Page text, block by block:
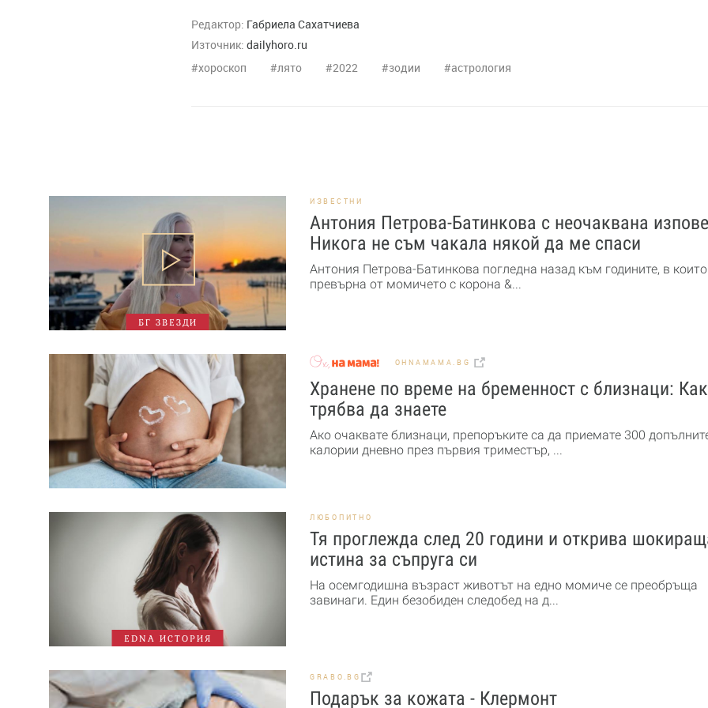
Редактор: Габриела Сахатчиева
Източник: dailyhoro.ru
хороскоп
лято 2022 зодии астрология
БГ ЗВЕЗДИ
ИЗВЕСТНИ
Антония Петрова-Батинкова с неочаквана
Никога не съм чакала някой да ме спаси
Антония Петрова-Батинкова погледна назад към годините, в
превърна от момичето с корона &...
OHNAMAMA.BG
Хранене по време на бременност с близнаци:
трябва да знаете
Ако очаквате близнаци, препоръките са да приемате 300
калории дневно през първия триместър, ...
EDNA ИСТОРИЯ
ЛЮБОПИТНО
Тя проглежда след 20 години и открива
истина за съпруга си
На осемгодишна възраст животът на едно момиче се преобръща
завинаги. Един безобиден следобед на д...
GRABO.BG
Подарък за кожата - Клермонт